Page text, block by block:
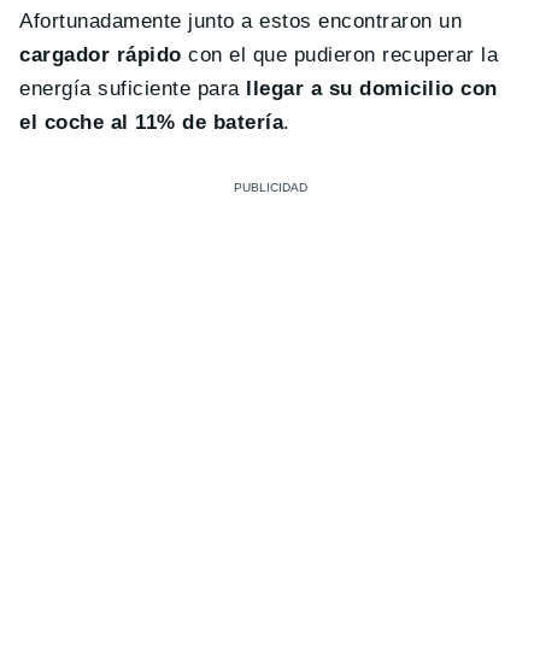
Afortunadamente junto a estos encontraron un
cargador rápido con el que pudieron recuperar la
energía suficiente para llegar a su domicilio con
el coche al 11% de batería.